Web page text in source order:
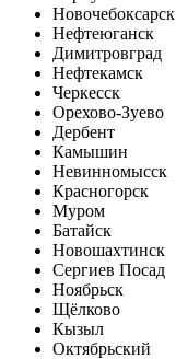
Новочебоксарск
Нефтеюганск
Димитровград
Нефтекамск
Черкесск
Орехово-Зуево
Дербент
Камышин
Невинномысск
Красногорск
Муром
Батайск
Новошахтинск
Сергиев Посад
Ноябрьск
Щёлково
Кызыл
Октябрьский